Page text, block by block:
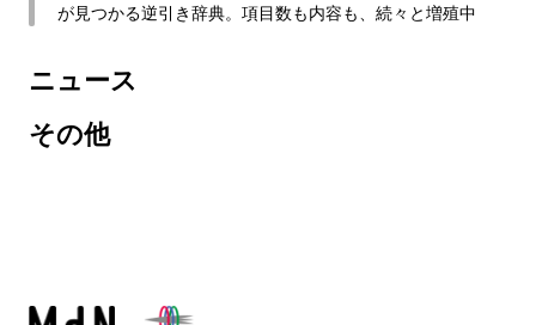
が見つかる逆引き辞典。項目数も内容も、続々と増殖中
ニュース
その他